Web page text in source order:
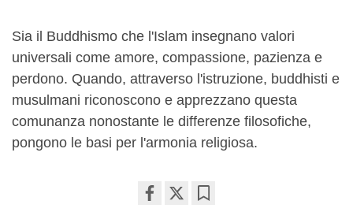
Sia il Buddhismo che l'Islam insegnano valori
universali come amore, compassione, pazienza e
perdono. Quando, attraverso l'istruzione, buddhisti e
musulmani riconoscono e apprezzano questa
comunanza nonostante le differenze filosofiche,
pongono le basi per l'armonia religiosa.